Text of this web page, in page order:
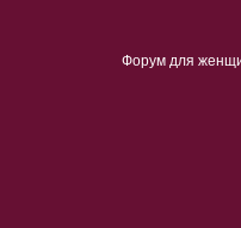
Форум для